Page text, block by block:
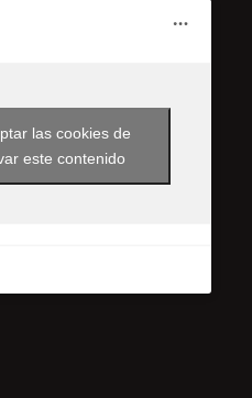
las cookies de
este contenido